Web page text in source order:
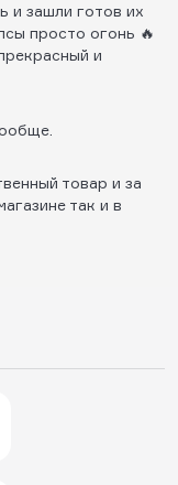
и зашли готов их
просто огонь 🔥
и
товар и за
так и в